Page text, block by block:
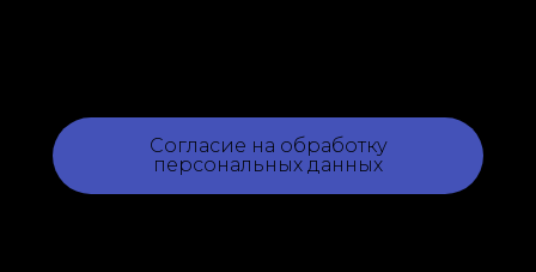
Согласие на обработку
персональных данных